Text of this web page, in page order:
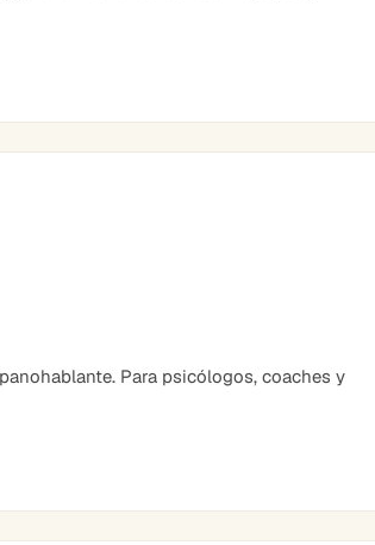
Para psicólogos, coaches y